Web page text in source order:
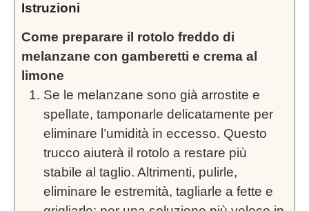
Istruzioni
Come preparare il rotolo freddo di
melanzane con gamberetti e crema al
limone
Se le melanzane sono già arrostite e
spellate, tamponarle delicatamente per
eliminare l’umidità in eccesso. Questo
trucco aiuterà il rotolo a restare più
stabile al taglio. Altrimenti, pulirle,
eliminare le estremità, tagliarle a fette e